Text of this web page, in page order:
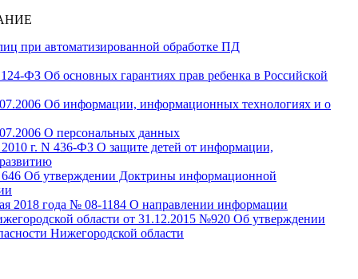
при автоматизированной обработке ПД
ФЗ Об основных гарантиях прав ребенка в Российской
Об информации, информационных технологиях и о
О персональных данных
г. N 436-ФЗ О защите детей от информации,
Об утверждении Доктрины информационной
2018 года № 08-1184 О направлении информации
области от 31.12.2015 №920 Об утверждении
Нижегородской области